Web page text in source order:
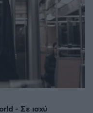
- Σε ισχύ